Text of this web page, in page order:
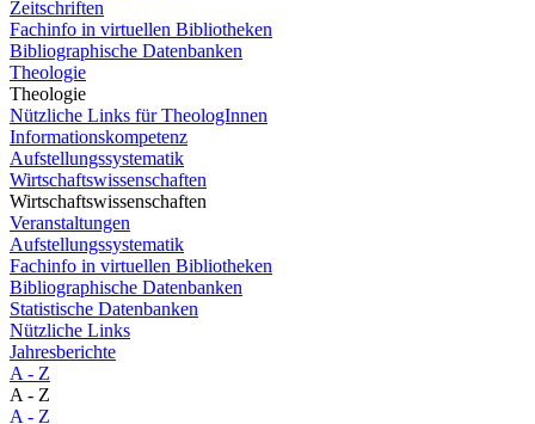
Zeitschriften
Fachinfo in virtuellen Bibliotheken
Bibliographische Datenbanken
Theologie
Theologie
Nützliche Links für TheologInnen
Informationskompetenz
Aufstellungssystematik
Wirtschaftswissenschaften
Wirtschaftswissenschaften
Veranstaltungen
Aufstellungssystematik
Fachinfo in virtuellen Bibliotheken
Bibliographische Datenbanken
Statistische Datenbanken
Nützliche Links
Jahresberichte
A - Z
A - Z
A - Z